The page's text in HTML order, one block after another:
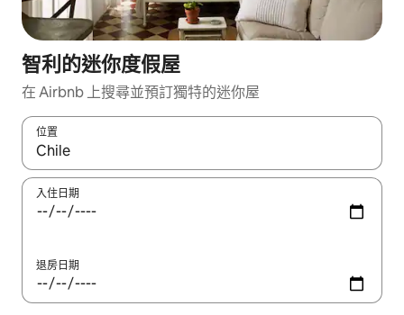
智利的迷你度假屋
在 Airbnb 上搜尋並預訂獨特的迷你屋
位置
如有搜尋結果，瀏覽內容時請使用上下箭頭，或輕點、滑動裝置。
入住日期
退房日期